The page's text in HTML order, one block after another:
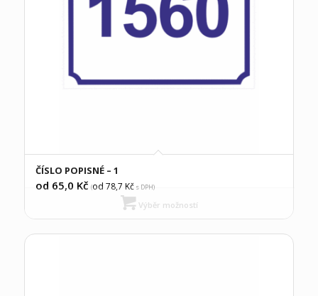
ČÍSLO POPISNÉ – 1
od 65,0 Kč (od 78,7 Kčs DPH)
Výběr možností